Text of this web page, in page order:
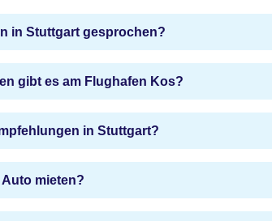
in Stuttgart gesprochen?
gibt es am Flughafen Kos?
in Stuttgart?
mieten?